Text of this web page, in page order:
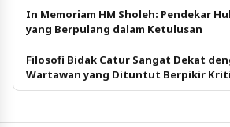
In Memoriam HM Sholeh: Pendekar
yang Berpulang dalam Ketulusan
Filosofi Bidak Catur Sangat Dekat
Wartawan yang Dituntut Berpikir